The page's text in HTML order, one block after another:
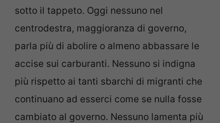
sotto il tappeto. Oggi nessuno nel
centrodestra, maggioranza di governo,
parla più di abolire o almeno abbassare le
accise sui carburanti. Nessuno si indigna
più rispetto ai tanti sbarchi di migranti che
continuano ad esserci come se nulla fosse
cambiato al governo. Nessuno lamenta più